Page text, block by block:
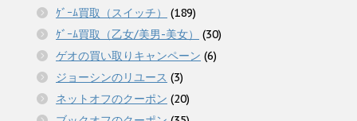
ｹﾞｰﾑ買取（スイッチ）
(189)
ｹﾞｰﾑ買取（乙女/美男-美女）
(30)
ゲオの買い取りキャンペーン (6)
ジョーシンのリユース (3)
ネットオフのクーポン (20)